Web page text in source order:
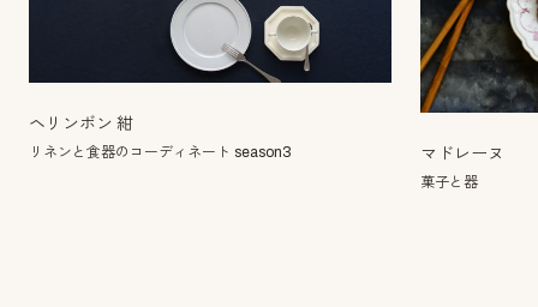
ヘリンボン 紺
リネンと食器のコーディネート season3 マドレーヌ
菓子と器